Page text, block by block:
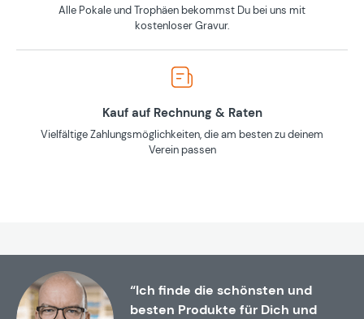
Alle Pokale und Trophäen bekommst Du bei uns mit
kostenloser Gravur.
Kauf auf Rechnung & Raten
Vielfältige Zahlungsmöglichkeiten, die am besten zu deinem
Verein passen
“Ich finde die schönsten und
besten Produkte für Dich und